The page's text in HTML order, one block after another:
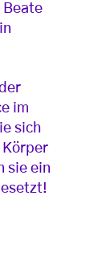
Beate
im
sich
sie ein